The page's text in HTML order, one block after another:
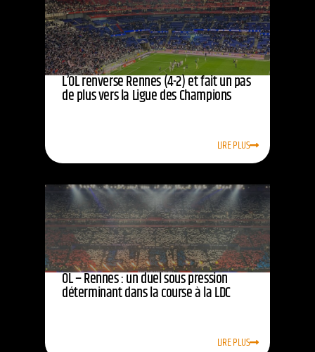
L’OL renverse Rennes (4-2) et fait un pas
de plus vers la Ligue des Champions
LIRE PLUS
OL – Rennes : un duel sous pression
déterminant dans la course à la LDC
LIRE PLUS